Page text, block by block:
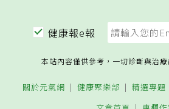
健康報e報
本站內容僅供參考，一切診斷與治療
關於元氣網 健康聚樂部 精選專題